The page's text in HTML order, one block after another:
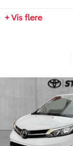
750 kg
+ Vis flere